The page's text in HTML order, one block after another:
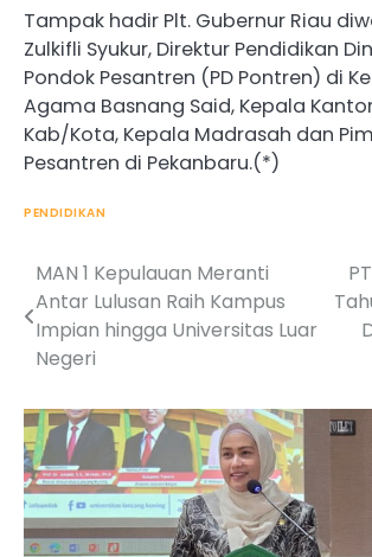
Tampak hadir Plt. Gubernur Riau
Zulkifli Syukur, Direktur Pendidikan
Pondok Pesantren (PD Pontren) di
Agama Basnang Said, Kepala
Kab/Kota, Kepala Madrasah dan
Pesantren di Pekanbaru.(*)
PENDIDIKAN
Post
navigation
MAN 1 Kepulauan Meranti
Antar Lulusan Raih Kampus
Impian hingga Universitas Luar
Negeri